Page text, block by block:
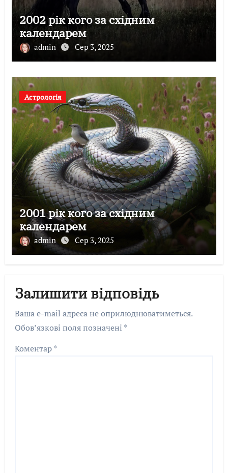
2002 рік кого за східним
календарем
admin Сер 3, 2025
Астрологія
2001 рік кого за східним
календарем
admin Сер 3, 2025
Залишити відповідь
Ваша e-mail адреса не оприлюднюватиметься.
Обов’язкові поля позначені *
Коментар*